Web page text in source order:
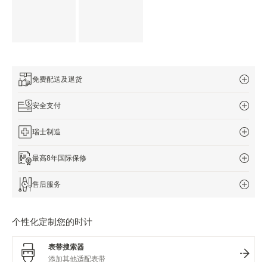
免费配送及退货
安全支付
瑞士制造
最高8年国际保修
售后服务
个性化定制您的时计
表带搜索器